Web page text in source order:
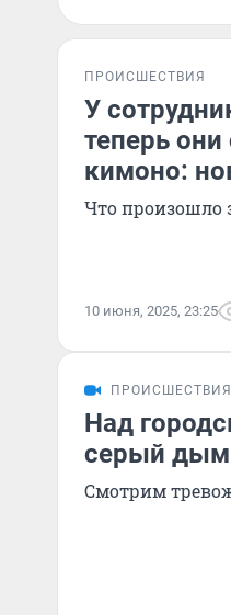
ПРОИСШЕСТВИЯ
У
теперь они
кимоно:
Что произошло
10 июня, 2025, 23:25
ПРОИСШЕСТВИЯ
Над
серый
Смотрим